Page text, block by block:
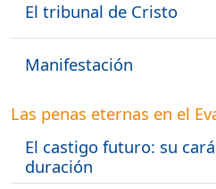
El tribunal de Cristo
Manifestación
Las penas eternas en el
El castigo futuro: su
duración